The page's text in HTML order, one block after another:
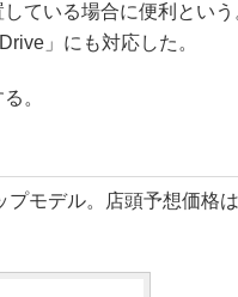
ている場合に便利という
」にも対応した。
。
モデル。店頭予想価格